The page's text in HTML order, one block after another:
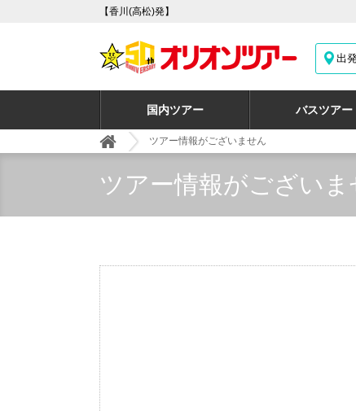
【香川(高松)発】
出
国内ツアー バスツアー
ツアー情報がございません
ツアー情報がございま